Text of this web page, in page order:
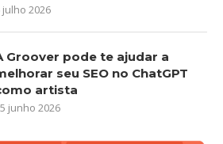
julho 2026
Groover pode te ajudar a
seu SEO no ChatGPT
artista
junho 2026